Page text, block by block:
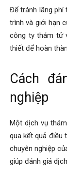
phòng
thám
phòng,
Để tránh lãng phí
trình và giới hạn
công ty thám tử
thiết để hoàn
Cách
nghiệp
Một dịch vụ
qua kết quả điều
chuyên nghiệp
giúp đánh giá